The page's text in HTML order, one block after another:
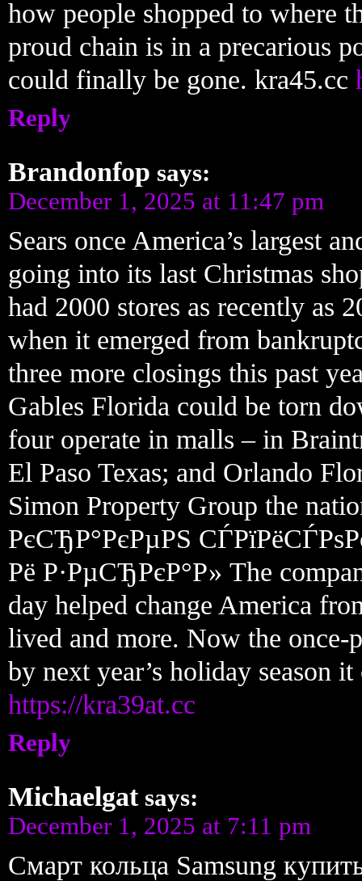
how people shopped to where
proud chain is in a precarious
could finally be gone. kra45.cc
Reply
Brandonfop says:
December 1, 2025 at 11:47 pm
Sears once America’s largest
going into its last Christmas
had 2000 stores as recently as
when it emerged from
three more closings this past
Gables Florida could be torn
four operate in malls – in
El Paso Texas; and Orlando
Simon Property Group the
РєСЂР°РєРµРЅ
Рё Р·РµСЂРєР°Р» The
day helped change America
lived and more. Now the once-
by next year’s holiday season
https://kra39at.cc
Reply
Michaelgat says:
December 1, 2025 at 7:11 pm
Смарт кольца Samsung